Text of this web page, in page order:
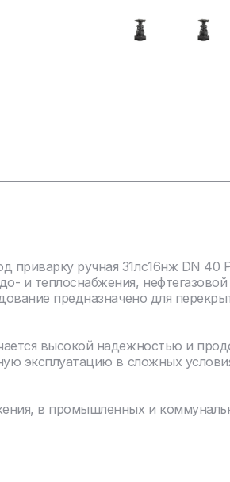
ручная 31лс16нж DN 40
и теплоснабжения,
предназначено для
высокой надежностью и
эксплуатацию в сложных
в промышленных и